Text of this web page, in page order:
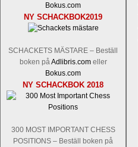
Bokus.com
NY SCHACKBOK2019
SCHACKETS MÄSTARE – Beställ
boken påAdlibris.comeller
Bokus.com
NY SCHACKBOK 2018
300 MOST IMPORTANT CHESS
POSITIONS – Beställ boken på